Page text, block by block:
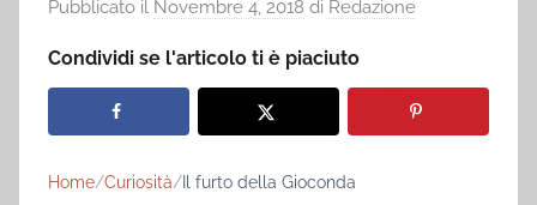
Pubblicato il Novembre 4, 2018 di Redazione
Condividi se l'articolo ti è piaciuto
Home Curiosità Il furto della Gioconda